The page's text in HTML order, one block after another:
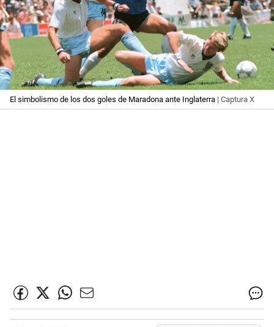
El simbolismo de los dos goles de Maradona ante Inglaterra | Captura X